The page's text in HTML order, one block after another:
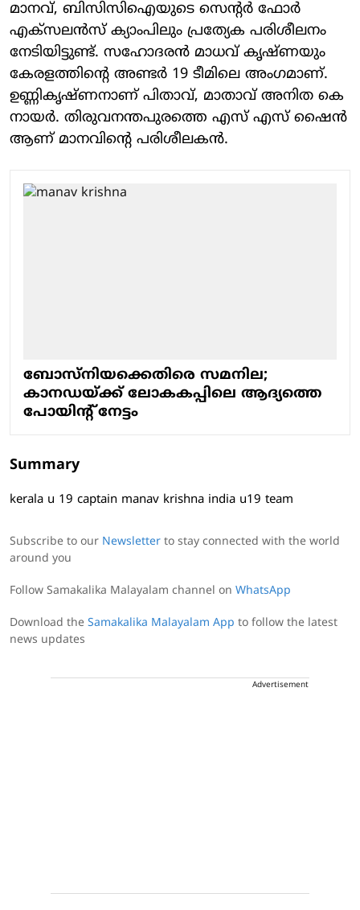
മാനവ്, ബിസിസിഐയുടെ സെൻ്റർ ഫോർ
എക്സലൻസ് ക്യാംപിലും പ്രത്യേക പരിശീലനം
നേടിയിട്ടുണ്ട്. സഹോദരൻ മാധവ് കൃഷ്ണയും
കേരളത്തിൻ്റെ അണ്ടർ 19 ടീമിലെ അംഗമാണ്.
ഉണ്ണികൃഷ്ണനാണ് പിതാവ്, മാതാവ് അനിത കെ
നായർ. തിരുവനന്തപുരത്തെ എസ് എസ് ഷൈൻ
ആണ് മാനവിൻ്റെ പരിശീലകൻ.
ബോസ്‌നിയക്കെതിരെ സമനില;
കാനഡയ്ക്ക് ലോകകപ്പിലെ ആദ്യത്തെ
പോയിന്റ് നേട്ടം
Summary
kerala u 19 captain manav krishna india u19 team
Subscribe to our Newsletter to stay connected with the world
around you
Follow Samakalika Malayalam channel on WhatsApp
Download the Samakalika Malayalam App to follow the latest
news updates
Advertisement